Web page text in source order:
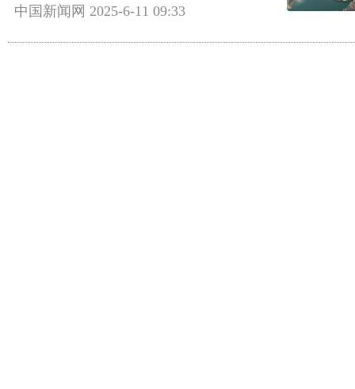
中国新闻网 2025-6-11 09:33